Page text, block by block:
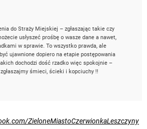
do Straży Miejskiej – zgłaszając takie czy
usłyszeć prośbę o wasze dane a nawet,
w sprawie. To wszystko prawda, ale
ujawnione dopiero na etapie postępowania
dochodzi dość rzadko więc spokojnie –
śmieci, ścieki i kopciuchy !!
ZieloneMiastoCzerwionkaLeszczyny